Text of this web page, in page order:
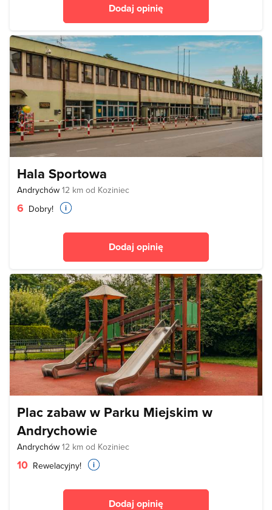
Dodaj opinię
Hala Sportowa
Andrychów 12 km od Koziniec
6 Dobry!
Dodaj opinię
Plac zabaw w Parku Miejskim w
Andrychowie
Andrychów 12 km od Koziniec
10 Rewelacyjny!
Dodaj opinię